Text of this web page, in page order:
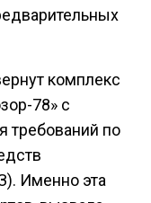
комплекс
78» с
требований по
Именно эта